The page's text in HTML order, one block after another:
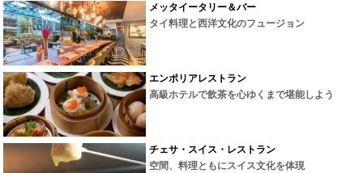
メッタイータリー＆バー
タイ料理と西洋文化のフュージョン
エンポリアレストラン
高級ホテルで飲茶を心ゆくまで堪能しよう
チェサ・スイス・レストラン
空間、料理ともにスイス文化を体現